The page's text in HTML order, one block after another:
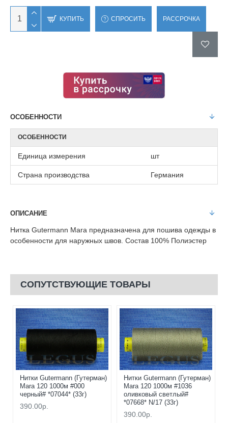
КУПИТЬ СПРОСИТЬ РАССРОЧКА
ОСОБЕННОСТИ
ОСОБЕННОСТИ
Единица измерения шт
Страна производства Германия
ОПИСАНИЕ
Нитка Gutermann Mara предназначена для пошива одежды в
особенности для наружных швов. Состав 100% Полиэстер
СОПУТСТВУЮЩИЕ ТОВАРЫ
Нитки Gutermann (Гутерман)
Mara 120 1000м #000
черный# *07044* (33г)
390.00р.
Нитки Gutermann (Гутерман)
Mara 120 1000м #1036
оливковый светлый#
*07668* N/17 (33г)
390.00р.